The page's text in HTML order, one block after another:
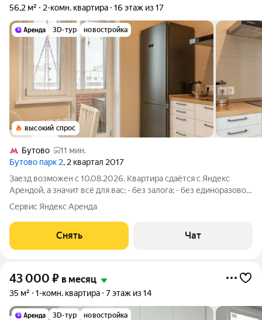
56,2 м² 2-комн. квартира 16 этаж из 17
3D-тур новостройка
высокий спрос
Бутово
11 мин.
Бутово парк 2, 2 квартал 2017
Заезд возможен с 10.08.2026. Квартира сдаётся с Яндекс
Арендой, а значит всё для вас: - без залога; - без единоразовой
комиссии; - с поддержкой от наших специалистов в процессе
проживания. Мы можем показать вам квартиру онлайн это так
же детально,
Сервис Яндекс Аренда
Снять Чат
43 000 ₽ в месяц
35 м² 1-комн. квартира 7 этаж из 14
3D-тур новостройка